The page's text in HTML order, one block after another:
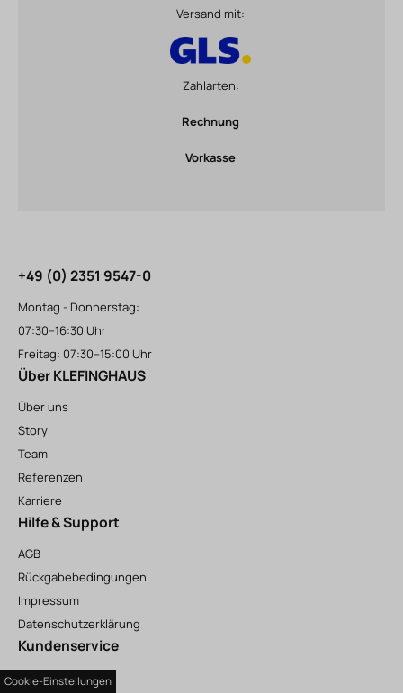
Versand mit:
Zahlarten:
Rechnung
Vorkasse
+49 (0) 2351 9547-0
Montag - Donnerstag:
07:30–16:30 Uhr
Freitag: 07:30–15:00 Uhr
Über KLEFINGHAUS
Über uns
Story
Team
Referenzen
Karriere
Hilfe & Support
AGB
Rückgabebedingungen
Impressum
Datenschutzerklärung
Kundenservice
Kontakt
Cookie-Einstellungen